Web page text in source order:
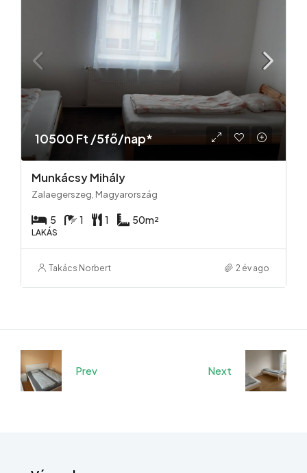
10500 Ft /5fő/nap*
Munkácsy Mihály
Zalaegerszeg, Magyarország
5 1 1 50m²
LAKÁS
Takács Norbert 2 év ago
Prev Next